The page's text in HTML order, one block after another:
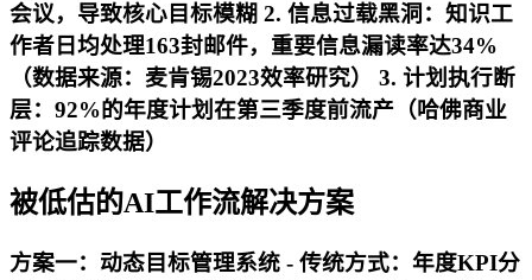
会议，导致核心目标模糊 2. 信息过载黑洞 ：知识工
作者日均处理163封邮件，重要信息漏读率达34%
（数据来源：麦肯锡2023效率研究） 3. 计划执行断
层：92%的年度计划在第三季度前流产（哈佛商业
评论追踪数据）
被低估的AI工作流解决方案
方案一：动态目标管理系统 - 传统方式：年度KPI分